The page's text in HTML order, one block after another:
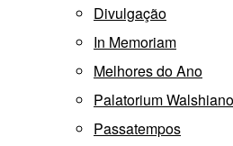
Divulgação
In Memoriam
Melhores do Ano
Palatorium Walshiano
Passatempos